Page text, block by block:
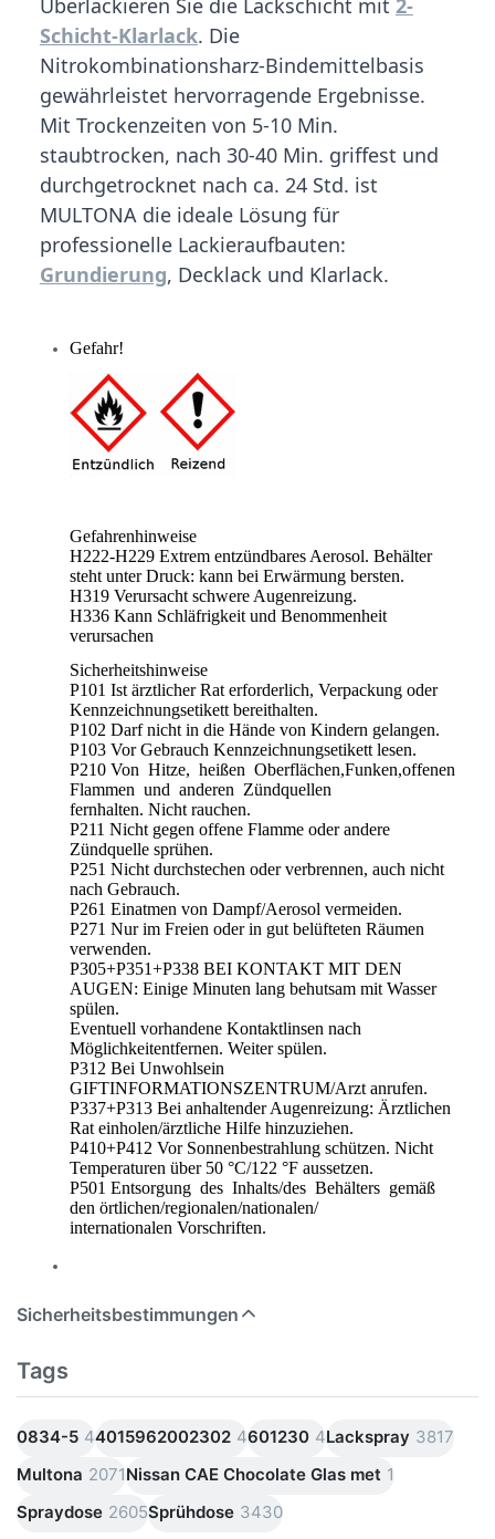
Schicht-Klarlack. Die
Nitrokombinationsharz-Bindemittelbasis
gewährleistet hervorragende Ergebnisse.
Mit Trockenzeiten von 5-10 Min.
staubtrocken, nach 30-40 Min. griffest und
durchgetrocknet nach ca. 24 Std. ist
MULTONA die ideale Lösung für
professionelle Lackieraufbauten:
Grundierung, Decklack und Klarlack.
Gefahr!
Gefahrenhinweise
H222-H229 Extrem entzündbares Aerosol. Behälter
steht unter Druck: kann bei Erwärmung bersten.
H319 Verursacht schwere Augenreizung.
H336 Kann Schläfrigkeit und Benommenheit
verursachen
Sicherheitshinweise
P101 Ist ärztlicher Rat erforderlich, Verpackung oder
Kennzeichnungsetikett bereithalten.
P102 Darf nicht in die Hände von Kindern gelangen.
P103 Vor Gebrauch Kennzeichnungsetikett lesen.
P210 Von Hitze, heißen Oberflächen,Funken,offenen
Flammen und anderen Zündquellen
fernhalten. Nicht rauchen.
P211 Nicht gegen offene Flamme oder andere
Zündquelle sprühen.
P251 Nicht durchstechen oder verbrennen, auch nicht
nach Gebrauch.
P261 Einatmen von Dampf/Aerosol vermeiden.
P271 Nur im Freien oder in gut belüfteten Räumen
verwenden.
P305+P351+P338 BEI KONTAKT MIT DEN
AUGEN: Einige Minuten lang behutsam mit Wasser
spülen.
Eventuell vorhandene Kontaktlinsen nach
Möglichkeitentfernen. Weiter spülen.
P312 Bei Unwohlsein
GIFTINFORMATIONSZENTRUM/Arzt anrufen.
P337+P313 Bei anhaltender Augenreizung: Ärztlichen
Rat einholen/ärztliche Hilfe hinzuziehen.
P410+P412 Vor Sonnenbestrahlung schützen. Nicht
Temperaturen über 50 °C/122 °F aussetzen.
P501 Entsorgung des Inhalts/des Behälters gemäß
den örtlichen/regionalen/nationalen/
internationalen Vorschriften.
Sicherheitsbestimmungen
Tags
0834-5 44015962002302 4601230 4Lackspray 3817
Multona 2071Nissan CAE Chocolate Glas met 1
Spraydose 2605Sprühdose 3430